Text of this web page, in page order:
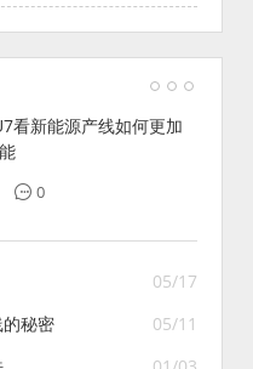
看新能源产线如何更加
0
05/17
05/11
秘密